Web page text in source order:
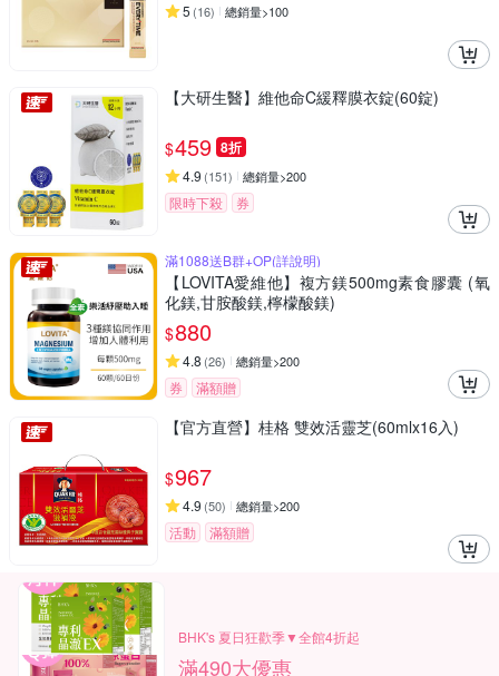
5 (16) 總銷量>100
【大研生醫】維他命C緩釋膜衣錠(60錠)
$459 8折
4.9 (151) 總銷量>200
限時下殺 券
滿1088送B群+OP(詳說明)
【LOVITA愛維他】複方鎂500mg素食膠囊 (氧
化鎂,甘胺酸鎂,檸檬酸鎂)
$880
4.8 (26) 總銷量>200
券 滿額贈
【官方直營】桂格 雙效活靈芝(60mlx16入)
$967
4.9 (50) 總銷量>200
活動 滿額贈
BHK's 夏日狂歡季▼全館4折起
滿490大優惠